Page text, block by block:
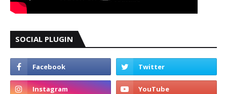
SOCIAL PLUGIN